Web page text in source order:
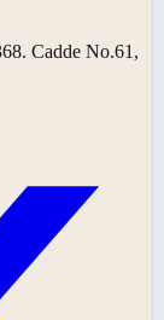
Cadde No.61,